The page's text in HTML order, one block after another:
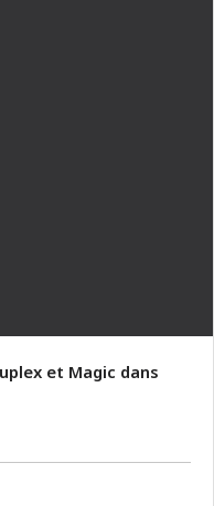
et Magic dans